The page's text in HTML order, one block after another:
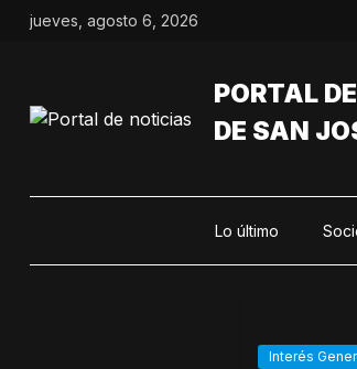
Saltarjueves, agosto 6, 2026
PORTAL
DE SAN
Lo último
Interés